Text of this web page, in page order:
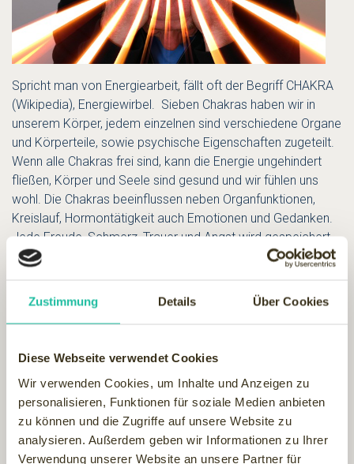
Zustimmung Details Über Cookies
Diese Webseite verwendet Cookies
Wir verwenden Cookies, um Inhalte und Anzeigen zu
personalisieren, Funktionen für soziale Medien anbieten
zu können und die Zugriffe auf unsere Website zu
analysieren. Außerdem geben wir Informationen zu Ihrer
Verwendung unserer Website an unsere Partner für
Spricht man von Energiearbeit, fällt oft der Begriff CHAKRA
(Wikipedia), Energiewirbel. Sieben Chakras haben wir in
unserem Körper, jedem einzelnen sind verschiedene Organe
und Körperteile, sowie psychische Eigenschaften zugeteilt.
Wenn alle Chakras frei sind, kann die Energie ungehindert
fließen, Körper und Seele sind gesund und wir fühlen uns
wohl. Die Chakras beeinflussen neben Organfunktionen,
Kreislauf, Hormontätigkeit auch Emotionen und Gedanken.
Jede Freude, Schmerz, Trauer und Angst wird gespeichert,
und wirkt sich so körperlich aus. Überwiegend negative
bedingt oder gar nicht mehr fließen kann. Durch die
begleitende Energiearbeit lernen wir die jeweilige Situation
Stresssituationen zu bewältigen.
Und wie funktioniert
Energiearbeit mit den
Händen?